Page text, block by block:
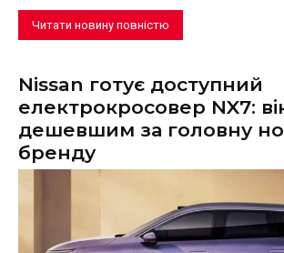
Читати новину повністю
Nissan готує доступний
електрокросовер NX7:
дешевшим за головну
бренду